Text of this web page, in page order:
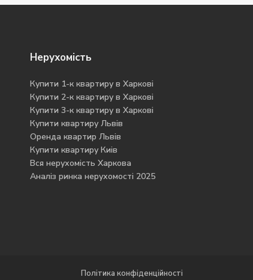
Нерухомість
Купити 1-к квартиру в Харкові
Купити 2-к квартиру в Харкові
Купити 3-к квартиру в Харкові
Купити квартиру Львів
Оренда квартир Львів
Купити квартиру Киів
Вся нерухомість Харкова
Аналіз ринка нерухомості 2025
Політика конфіденційності